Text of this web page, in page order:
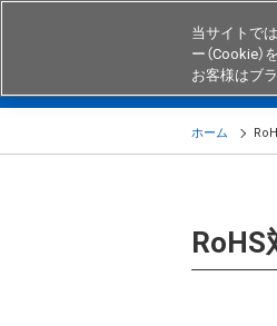
製品
ホーム
当サイトで
ー（Cookie
お客様はブ